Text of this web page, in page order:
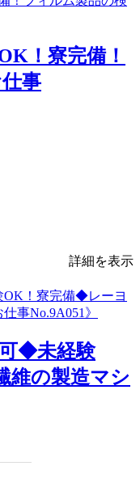
！寮完備！
事
詳細を表示
可◆未経験
維の製造マシ